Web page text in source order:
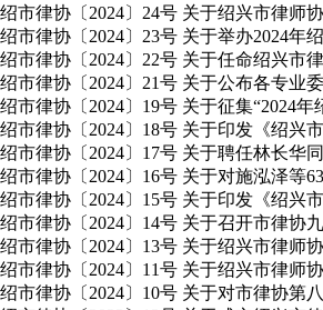
绍市律协〔2024〕24号 关于绍兴市律师
绍市律协〔2024〕23号 关于举办2024年
绍市律协〔2024〕22号 关于任命绍兴市
绍市律协〔2024〕21号 关于公布各专业
绍市律协〔2024〕19号 关于征集“2024
绍市律协〔2024〕18号 关于印发《绍兴
绍市律协〔2024〕17号 关于聘任林长华
绍市律协〔2024〕16号 关于对施泓泽等
绍市律协〔2024〕15号 关于印发《绍兴
绍市律协〔2024〕14号 关于召开市律协
绍市律协〔2024〕13号 关于绍兴市律师
绍市律协〔2024〕11号 关于绍兴市律师
绍市律协〔2024〕10号 关于对市律协第